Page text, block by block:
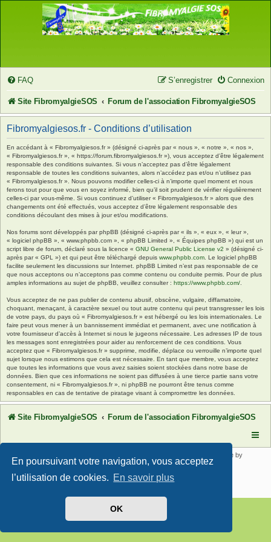
En poursuivant votre navigation, vous acceptez
l’utilisation de cookies. En savoir plus
OK
FAQ Connexion
S’enregistrer
Site FibromyalgieSOS Forum de l'association FibromyalgieSOS
Fibromyalgiesos.fr - Conditions d’utilisation
En accédant à « Fibromyalgiesos.fr » (désigné ci-après par « nous », « notre », « nos »,
« Fibromyalgiesos.fr », « https://forum.fibromyalgiesos.fr »), vous acceptez d’être légalement
responsable des conditions suivantes. Si vous n’acceptez pas d’être légalement
responsable de toutes les conditions suivantes, alors n’accédez pas et/ou n’utilisez pas
« Fibromyalgiesos.fr ». Nous pouvons modifier celles-ci à n’importe quel moment et nous
ferons tout pour que vous en soyez informé, bien qu’il soit prudent de vérifier régulièrement
celles-ci par vous-même. Si vous continuez d’utiliser « Fibromyalgiesos.fr » alors que des
changements ont été effectués, vous acceptez d’être légalement responsable des
conditions découlant des mises à jour et/ou modifications.
Nos forums sont développés par phpBB (désigné ci-après par « ils », « eux », « leur »,
« logiciel phpBB », « www.phpbb.com », « phpBB Limited », « Équipes phpBB ») qui est un
script libre de forum, déclaré sous la licence « GNU General Public License v2 » (désigné ci-
après par « GPL ») et qui peut être téléchargé depuis www.phpbb.com . Le logiciel phpBB
facilite seulement les discussions sur Internet. phpBB Limited n’est pas responsable de ce
que nous acceptons ou n’acceptons pas comme contenu ou conduite permis. Pour de plus
amples informations au sujet de phpBB, veuillez consulter : https://www.phpbb.com/
Vous acceptez de ne pas publier de contenu abusif, obscène, vulgaire, diffamatoire,
choquant, menaçant, à caractère sexuel ou tout autre contenu qui peut transgresser les lois
de votre pays, du pays où « Fibromyalgiesos.fr » est hébergé ou les lois internationales. Le
faire peut vous mener à un bannissement immédiat et permanent, avec une notification à
votre fournisseur d’accès à Internet si nous le jugeons nécessaire. Les adresses IP de tous
les messages sont enregistrées pour aider au renforcement de ces conditions. Vous
acceptez que « Fibromyalgiesos.fr » supprime, modifie, déplace ou verrouille n’importe quel
sujet lorsque nous estimons que cela est nécessaire. En tant que membre, vous acceptez
que toutes les informations que vous avez saisies soient stockées dans notre base de
données. Bien que ces informations ne soient pas diffusées à une tierce partie sans votre
consentement, ni « Fibromyalgiesos.fr », ni phpBB ne pourront être tenus comme
responsables en cas de tentative de piratage visant à compromettre les données.
Site FibromyalgieSOS Forum de l'association FibromyalgieSOS
® Forum Software © phpBB Limited | SE Square by
PhpBB3 BBCodes
Traduit parphpBB-fr.com